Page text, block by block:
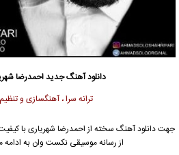
دانلود آهنگ جدیداحمدرضا
ترانه سرا ، آهنگسازی و
جهت دانلود آهنگ سخته از احمدرضا شهریاری
از رسانه موسیقی نکست وان به ادامه